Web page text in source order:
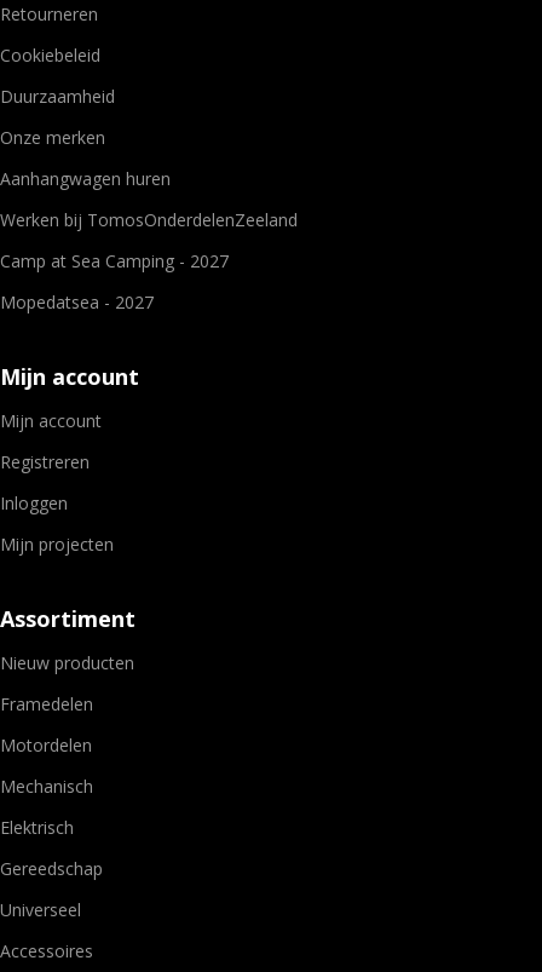
Retourneren
Cookiebeleid
Duurzaamheid
Onze merken
Aanhangwagen huren
Werken bij TomosOnderdelenZeeland
Camp at Sea Camping - 2027
Mopedatsea - 2027
Mijn account
Mijn account
Registreren
Inloggen
Mijn projecten
Assortiment
Nieuw producten
Framedelen
Motordelen
Mechanisch
Elektrisch
Gereedschap
Universeel
Accessoires